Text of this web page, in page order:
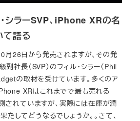
シラーSVP、iPhone XRの名
語る
26日から発売されますが、その発
社長（SVP）のフィル・シラー（Phil
の取材を受けています。多くのア
XRはこれまでで最も売れる
されていますが、実際には在庫が潤
たしてどうなるでしょうか。。さて、